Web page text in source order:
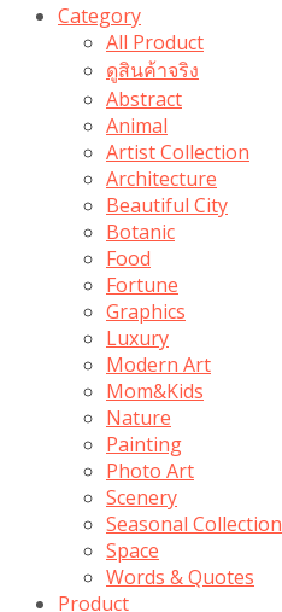
Category
All Product
ดูสินค้าจริง
Abstract
Animal
Artist Collection
Architecture
Beautiful City
Botanic
Food
Fortune
Graphics
Luxury
Modern Art
Mom&Kids
Nature
Painting
Photo Art
Scenery
Seasonal Collection
Space
Words & Quotes
Product